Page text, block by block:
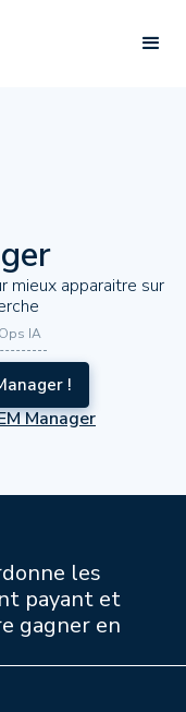
mieux apparaitre sur
IA
!
Manager
les
payant et
gagner en